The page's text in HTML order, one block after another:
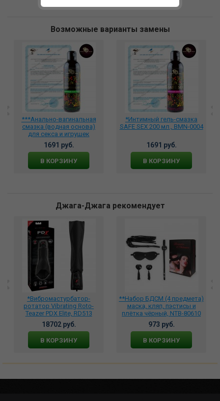
Возможные варианты замены
***Анально-вагинальная
смазка (водная основа)
для секса и игрушек
UNIVERSAL SEX 200 мл.,
BMN-0002
1691 руб.
В КОРЗИНУ
*Интимный гель-смазка
SAFE SEX 200 мл., BMN-0004
1691 руб.
В КОРЗИНУ
Джага-Джага рекомендует
*Вибромастурбатор-
ротатор Vibrating Roto-
Teazer PDX Elite, RD513
18702 руб.
В КОРЗИНУ
**Набор БДСМ (4 предмета)
маска, кляп, пэстисы и
плётка чёрный, NTB-80610
973 руб.
В КОРЗИНУ